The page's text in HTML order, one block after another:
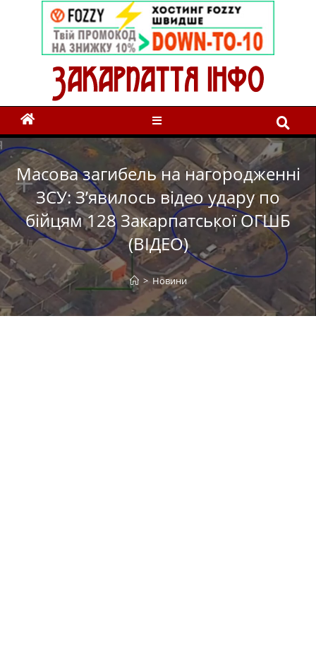
Масова загибель на нагородженні
ЗСУ: З’явилось відео удару по
бійцям 128 Закарпатської ОГШБ
(ВІДЕО)
> Новини